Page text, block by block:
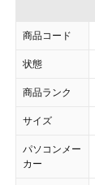
商品コード
状態
商品ランク
サイズ
パソコンメー
カー